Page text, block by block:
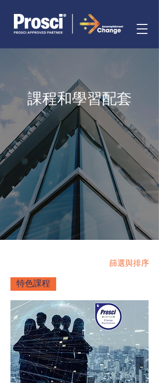
課程和學習配套
篩選與排序
特色課程